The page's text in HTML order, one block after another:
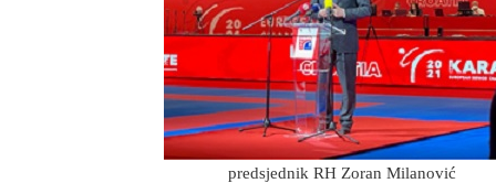
predsjednik RH Zoran Milanović